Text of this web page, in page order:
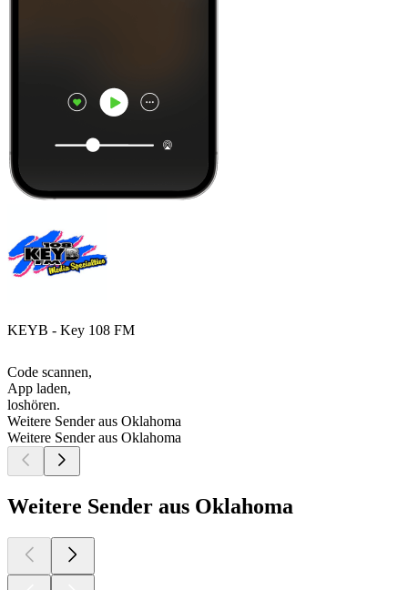
KEYB - Key 108 FM
Code scannen,
App laden,
loshören.
Weitere Sender aus Oklahoma
Weitere Sender aus Oklahoma
Weitere Sender aus Oklahoma